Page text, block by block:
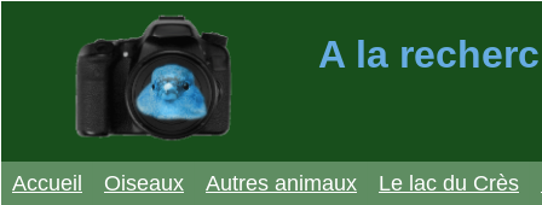
A la
Accueil Oiseaux Autres animaux Le lac du Crès